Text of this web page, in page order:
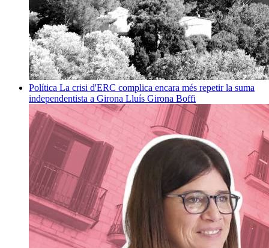
Política La crisi d'ERC complica encara més repetir la suma
independentista a Girona Lluís Girona Boffi